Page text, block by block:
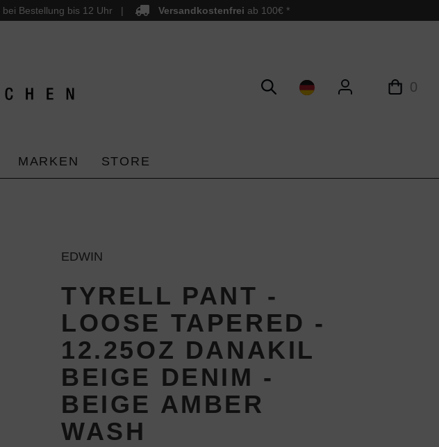
bei Bestellung bis 12 Uhr Versandkostenfrei ab 100€ *
0
MARKEN STORE
EDWIN
TYRELL PANT -
LOOSE TAPERED -
12.25OZ DANAKIL
BEIGE DENIM -
BEIGE AMBER
WASH